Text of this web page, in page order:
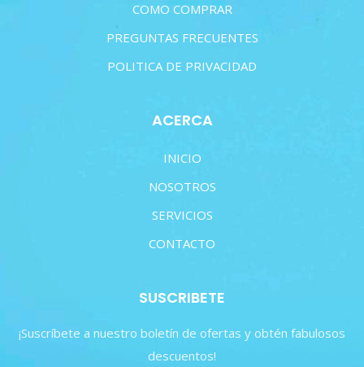
COMO COMPRAR
PREGUNTAS FRECUENTES
POLITICA DE PRIVACIDAD
ACERCA
INICIO
NOSOTROS
SERVICIOS
CONTACTO
SUSCRIBETE
¡Suscríbete a nuestro boletín de ofertas y obtén fabulosos
descuentos!